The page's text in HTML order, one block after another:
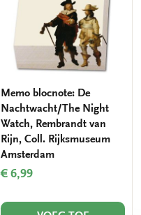
Memo blocnote: De
Nachtwacht/The Night
Watch, Rembrandt van
Rijn, Coll. Rijksmuseum
Amsterdam
€ 6,99